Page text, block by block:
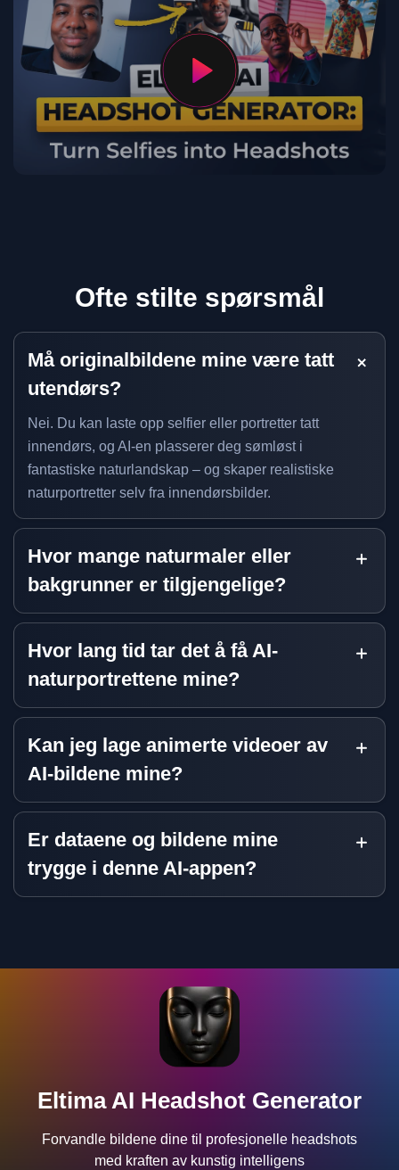
Ofte stilte spørsmål
Må originalbildene mine være tatt
utendørs?
Nei. Du kan laste opp selfier eller portretter tatt
innendørs, og AI-en plasserer deg sømløst i
fantastiske naturlandskap – og skaper realistiske
naturportretter selv fra innendørsbilder.
Hvor mange naturmaler eller
bakgrunner er tilgjengelige?
Hvor lang tid tar det å få AI-
naturportrettene mine?
Kan jeg lage animerte videoer av
AI-bildene mine?
Er dataene og bildene mine
trygge i denne AI-appen?
Eltima AI Headshot Generator
Forvandle bildene dine til profesjonelle headshots
med kraften av kunstig intelligens